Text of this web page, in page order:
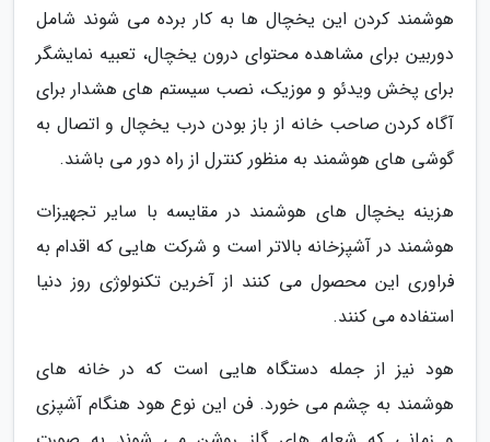
هوشمند کردن این یخچال ها به کار برده می شوند شامل
دوربین برای مشاهده محتوای درون یخچال، تعبیه نمایشگر
برای پخش ویدئو و موزیک، نصب سیستم های هشدار برای
آگاه کردن صاحب خانه از باز بودن درب یخچال و اتصال به
گوشی های هوشمند به منظور کنترل از راه دور می باشند.
هزینه یخچال های هوشمند در مقایسه با سایر تجهیزات
هوشمند در آشپزخانه بالاتر است و شرکت هایی که اقدام به
فراوری این محصول می کنند از آخرین تکنولوژی روز دنیا
استفاده می کنند.
هود نیز از جمله دستگاه هایی است که در خانه های
هوشمند به چشم می خورد. فن این نوع هود هنگام آشپزی